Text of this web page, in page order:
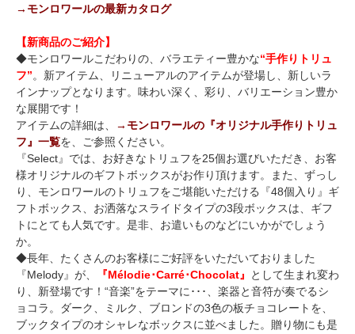
→モンロワールの最新カタログ
【新商品のご紹介】
◆モンロワールこだわりの、バラエティー豊かな“手作りトリュ
フ”。新アイテム、リニューアルのアイテムが登場し、新しいラ
インナップとなります。味わい深く、彩り、バリエーション豊か
な展開です！
アイテムの詳細は、
→モンロワールの『オリジナル手作りトリュ
フ』一覧を、ご参照ください。
『Select』では、お好きなトリュフを25個お選びいただき、お客
様オリジナルのギフトボックスがお作り頂けます。また、ずっし
り、モンロワールのトリュフをご堪能いただける『48個入り』ギ
フトボックス、お洒落なスライドタイプの3段ボックスは、ギフ
トにとても人気です。是非、お遣いものなどにいかがでしょう
か。
◆長年、たくさんのお客様にご好評をいただいておりました
『Melody』が、
『Mélodie･Carré･Chocolat』
として生まれ変わ
り、新登場です！“音楽”をテーマに･･･、楽器と音符が奏でるシ
ョコラ。ダーク、ミルク、ブロンドの3色の板チョコレートを、
ブックタイプのオシャレなボックスに並べました。贈り物にも是